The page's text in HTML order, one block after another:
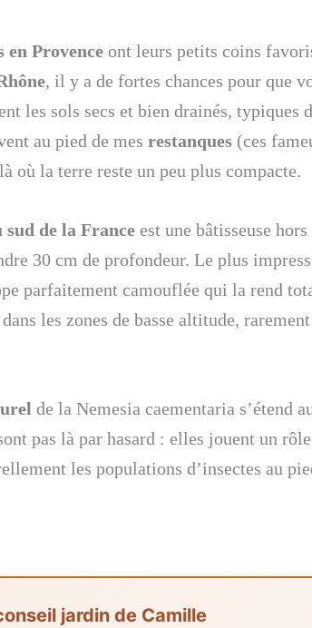
en Provence ont leurs petits coins
, il y a de fortes chances pour que
les sols secs et bien drainés,
au pied de mes restanques (ces
où la terre reste un peu plus compacte.
sud de la France est une bâtisseuse
30 cm de profondeur. Le plus
parfaitement camouflée qui la rend
les zones de basse altitude,
de la Nemesia caementaria s’étend
pas là par hasard : elles jouent un
les populations d’insectes au
jardin de Camille